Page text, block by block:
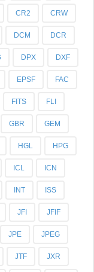
CR2 CRW
DCM DCR
DPX DXF
EPSF FAC
FITS FLI
GBR GEM
HGL HPG
ICL ICN
INT ISS
JFI JFIF
JPE JPEG
JTF JXR